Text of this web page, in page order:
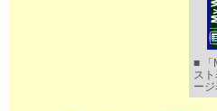
■ 「
ス
ー